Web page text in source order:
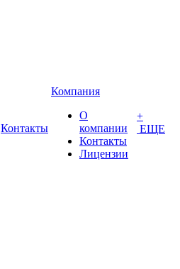
Контакты
Компания
О
компании
Контакты
Лицензии
+
ЕЩЕ